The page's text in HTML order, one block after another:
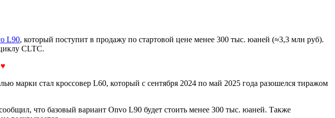
L90, который поступит в продажу по стартовой цене менее 300 тыс. юаней (≈3,3 млн руб).
CLTC.
стал кроссовер L60, который с сентября 2024 по май 2025 года разошелся тиражом
что базовый вариант Onvo L90 будет стоить менее 300 тыс. юаней. Также